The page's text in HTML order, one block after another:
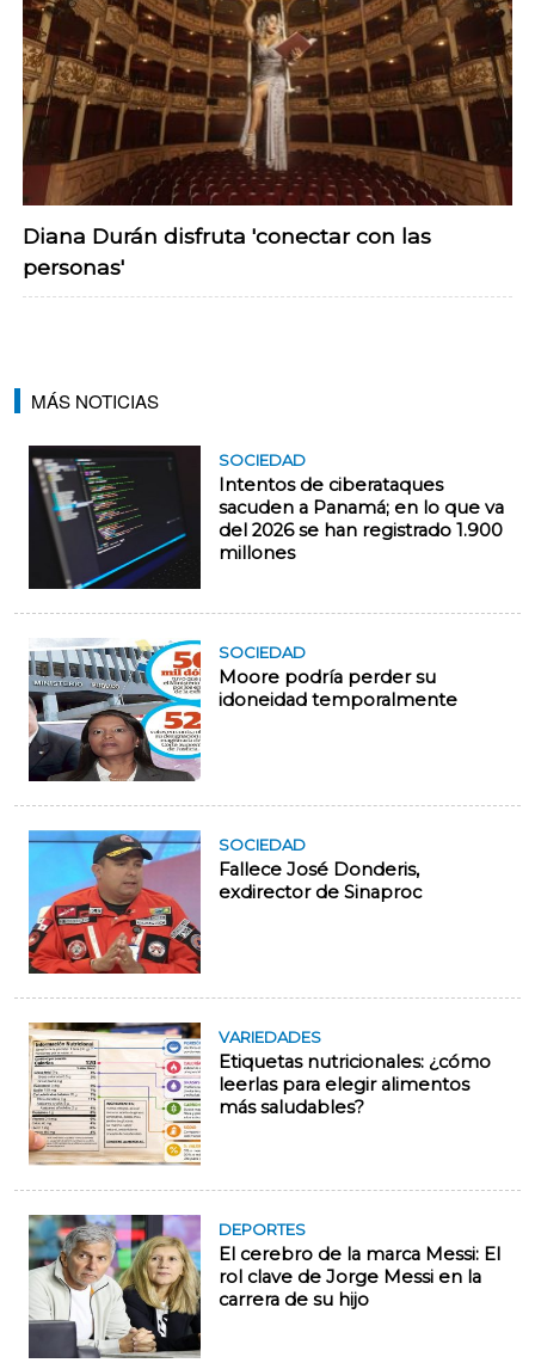
Diana Durán disfruta 'conectar con las
personas'
MÁS NOTICIAS
SOCIEDAD
Intentos de ciberataques
sacuden a Panamá; en lo que va
del 2026 se han registrado 1.900
millones
SOCIEDAD
Moore podría perder su
idoneidad temporalmente
SOCIEDAD
Fallece José Donderis,
exdirector de Sinaproc
VARIEDADES
Etiquetas nutricionales: ¿cómo
leerlas para elegir alimentos
más saludables?
DEPORTES
El cerebro de la marca Messi: El
rol clave de Jorge Messi en la
carrera de su hijo